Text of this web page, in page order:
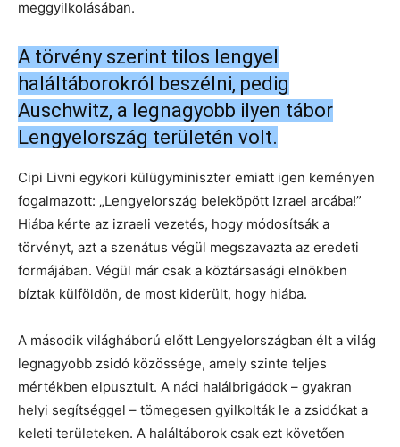
meggyilkolásában.
A törvény szerint tilos lengyel
haláltáborokról beszélni, pedig
Auschwitz, a legnagyobb ilyen tábor
Lengyelország területén volt.
Cipi Livni egykori külügyminiszter emiatt igen keményen
fogalmazott: „Lengyelország beleköpött Izrael arcába!”
Hiába kérte az izraeli vezetés, hogy módosítsák a
törvényt, azt a szenátus végül megszavazta az eredeti
formájában. Végül már csak a köztársasági elnökben
bíztak külföldön, de most kiderült, hogy hiába.
A második világháború előtt Lengyelországban élt a világ
legnagyobb zsidó közössége, amely szinte teljes
mértékben elpusztult. A náci halálbrigádok – gyakran
helyi segítséggel – tömegesen gyilkolták le a zsidókat a
keleti területeken. A haláltáborok csak ezt követően